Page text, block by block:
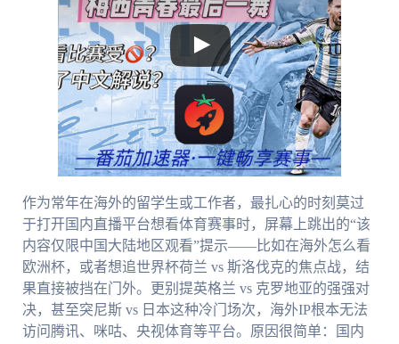
作为常年在海外的留学生或工作者，最扎心的时刻莫过
于打开国内直播平台想看体育赛事时，屏幕上跳出的“该
内容仅限中国大陆地区观看”提示——比如在海外怎么看
欧洲杯，或者想追世界杯荷兰 vs 斯洛伐克的焦点战，结
果直接被挡在门外。更别提英格兰 vs 克罗地亚的强强对
决，甚至突尼斯 vs 日本这种冷门场次，海外IP根本无法
访问腾讯、咪咕、央视体育等平台。原因很简单：国内